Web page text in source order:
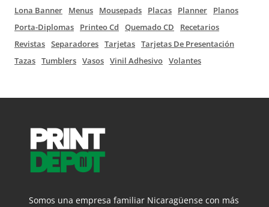
Lona Banner
Menus Mousepads Placas Planner
Planos
Porta-Diplomas
Printeo Cd Quemado CD
Recetarios
Revistas Separadores Tarjetas Tarjetas De Presentación
Tazas Tumblers Vasos Vinil Adhesivo Volantes
Somos una empresa familiar Nicaragüense con más